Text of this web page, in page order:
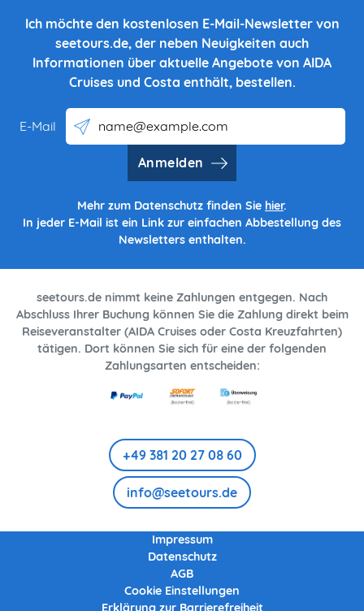
Ich möchte den kostenlosen E-Mail-Newsletter von
seetours.de, der neben Neuigkeiten auch
Informationen über aktuelle Angebote von AIDA
Cruises und Costa enthält, bestellen.
E-Mail
Anmelden
Mehr zum Datenschutz finden Sie hier.
In jeder E-Mail ist ein Link zur einfachen Abbestellung des
Newsletters enthalten.
seetours.de nimmt keine Zahlungen entgegen. Nach
Abschluss Ihrer Buchung können Sie die Zahlung direkt beim
Reiseveranstalter (AIDA Cruises oder Costa Kreuzfahrten)
tätigen. Dort können Sie sich für eine der folgenden
Zahlungsarten entscheiden:
+49 381 20 27 08 60
info@seetours.de
Impressum
Datenschutz
AGB
Cookie Einstellungen
Erklärung zur Barrierefreiheit